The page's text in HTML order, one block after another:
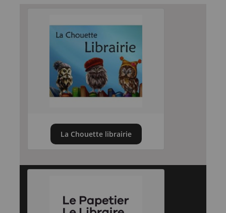
La Chouette librairie